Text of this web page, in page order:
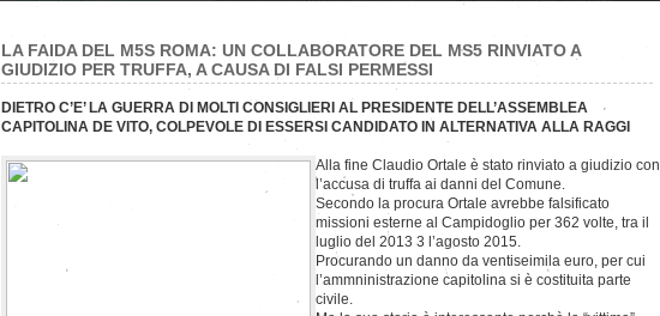
LA FAIDA DEL M5S ROMA: UN COLLABORATORE DEL MS5 RINVIATO A
GIUDIZIO PER TRUFFA, A CAUSA DI FALSI PERMESSI
DIETRO C’E’ LA GUERRA DI MOLTI CONSIGLIERI AL PRESIDENTE DELL’ASSEMBLEA
CAPITOLINA DE VITO, COLPEVOLE DI ESSERSI CANDIDATO IN ALTERNATIVA ALLA RAGGI
Alla fine Claudio Ortale è stato rinviato a giudizio con
l’accusa di truffa ai danni del Comune.
Secondo la procura Ortale avrebbe falsificato
missioni esterne al Campidoglio per 362 volte, tra il
luglio del 2013 3 l’agosto 2015.
Procurando un danno da ventiseimila euro, per cui
l’ammninistrazione capitolina si è costituita parte
civile.